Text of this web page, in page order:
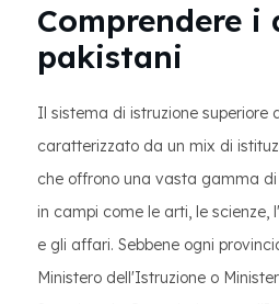
Comprendere i
pakistani
Il sistema di istruzione superiore
caratterizzato da un mix di
che offrono una vasta gamma
in campi come le arti, le scienze,
e gli affari. Sebbene ogni
Ministero dell'Istruzione o